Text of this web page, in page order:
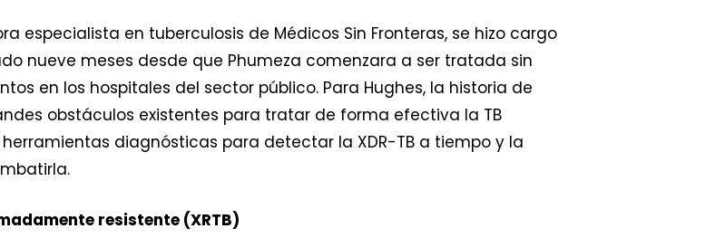
especialista en tuberculosis de Médicos Sin Fronteras, se hizo cargo
nueve meses desde que Phumeza comenzara a ser tratada sin
en los hospitales del sector público. Para Hughes, la historia de
obstáculos existentes para tratar de forma efectiva la TB
diagnósticas para detectar la XDR-TB a tiempo y la
resistente (XRTB)